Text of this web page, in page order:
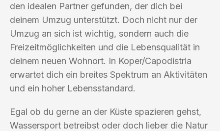
den idealen Partner gefunden, der dich bei
deinem Umzug unterstützt. Doch nicht nur der
Umzug an sich ist wichtig, sondern auch die
Freizeitmöglichkeiten und die Lebensqualität in
deinem neuen Wohnort. In Koper/Capodistria
erwartet dich ein breites Spektrum an Aktivitäten
und ein hoher Lebensstandard.
Egal ob du gerne an der Küste spazieren gehst,
Wassersport betreibst oder doch lieber die Natur